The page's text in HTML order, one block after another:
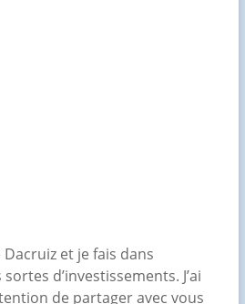
Dacruiz et je fais dans
d’investissements. J’ai
de partager avec vous